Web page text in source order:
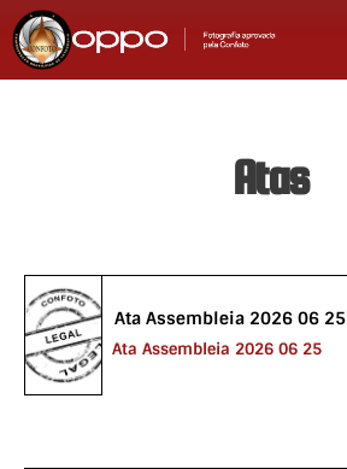
para
Atas
Ata Assembleia 2026 06 25
Ata Assembleia 2026 06 25